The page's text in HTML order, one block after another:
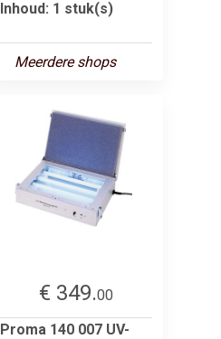
Inhoud: 1 stuk(s)
Meerdere shops
€ 349.00
Proma 140 007 UV-